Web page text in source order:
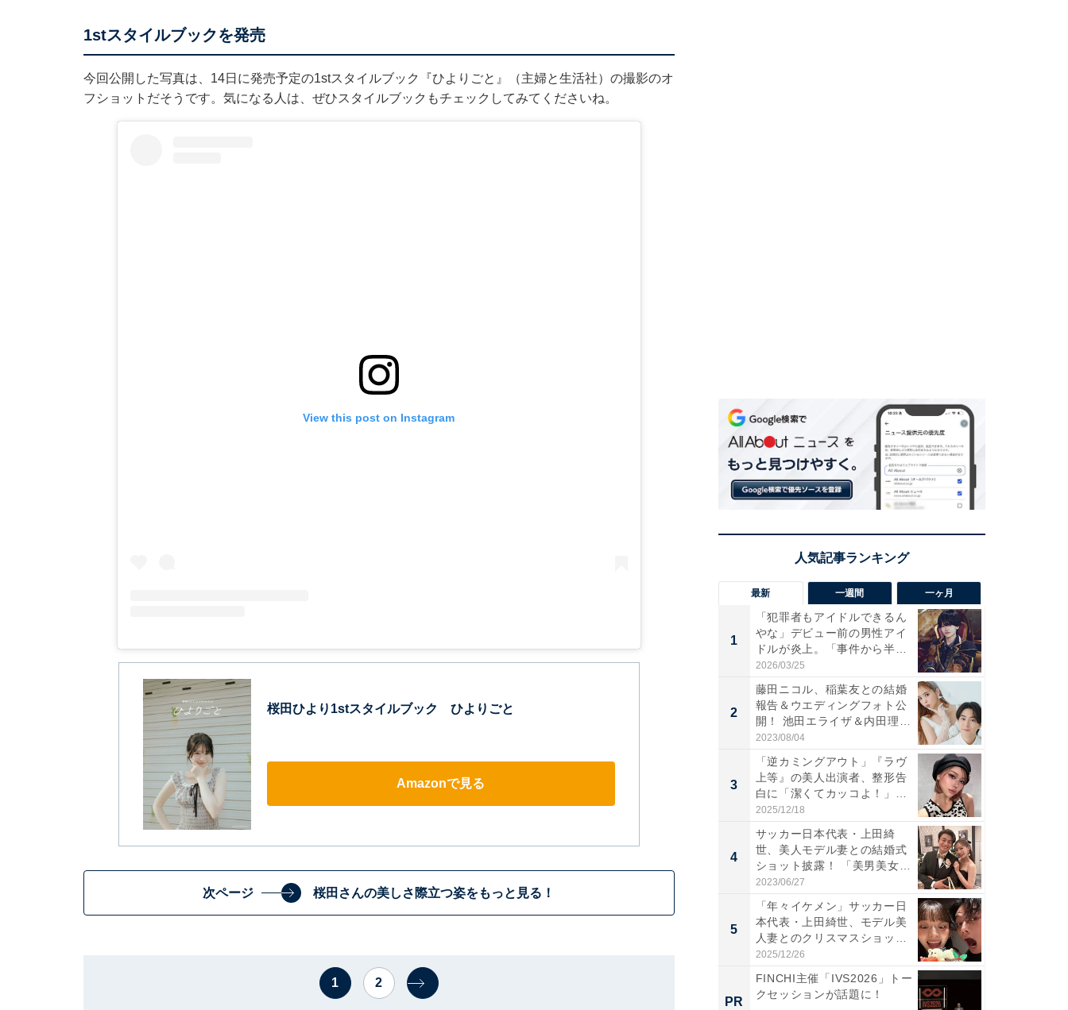
1stスタイルブックを発売
今回公開した写真は、14日に発売予定の1stスタイルブック『ひよりごと』（主婦と生活社）の撮影のオ
フショットだそうです。気になる人は、ぜひスタイルブックもチェックしてみてくださいね。
View this post on Instagram
桜田ひより1stスタイルブック ひよりごと
Amazonで見る
次ページ 桜田さんの美しさ際立つ姿をもっと見る！
1 2
最新 一週間 一ヶ月
1
「犯罪者もアイドルできるん
やな」デビュー前の男性アイ
ドルが炎上。「事件から半年
も...
2026/03/25
2
藤田ニコル、稲葉友との結婚
報告＆ウエディングフォト公
開！ 池田エライザ＆内田理
央...
2023/08/04
3
「逆カミングアウト」『ラヴ
上等』の美人出演者、整形告
白に「潔くてカッコよ！」
「好...
2025/12/18
4
サッカー日本代表・上田綺
世、美人モデル妻との結婚式
ショット披露！ 「美男美女」
「...
2023/06/27
5
「年々イケメン」サッカー日
本代表・上田綺世、モデル美
人妻とのクリスマスショット
に...
2025/12/26
PR
FINCHI主催「IVS2026」トー
クセッションが話題に！